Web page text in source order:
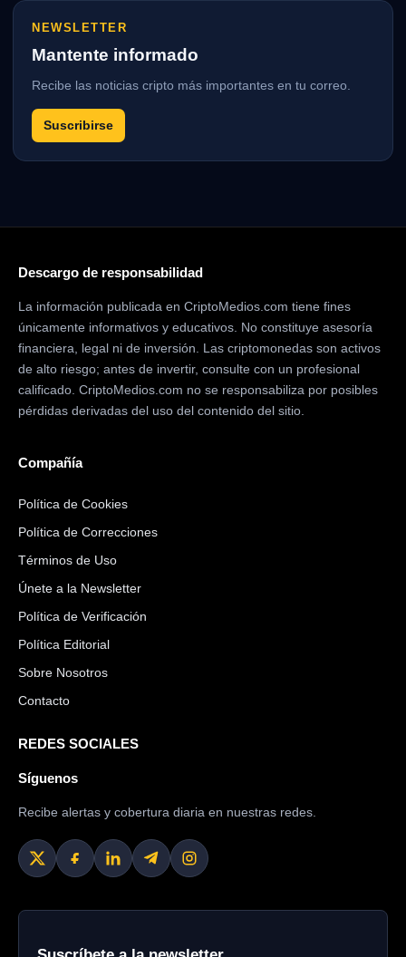
NEWSLETTER
Mantente informado
Recibe las noticias cripto más importantes en tu correo.
Suscribirse
Descargo de responsabilidad
La información publicada en CriptoMedios.com tiene fines
únicamente informativos y educativos. No constituye asesoría
financiera, legal ni de inversión. Las criptomonedas son activos
de alto riesgo; antes de invertir, consulte con un profesional
calificado. CriptoMedios.com no se responsabiliza por posibles
pérdidas derivadas del uso del contenido del sitio.
Compañía
Política de Cookies
Política de Correcciones
Términos de Uso
Únete a la Newsletter
Política de Verificación
Política Editorial
Sobre Nosotros
Contacto
REDES SOCIALES
Síguenos
Recibe alertas y cobertura diaria en nuestras redes.